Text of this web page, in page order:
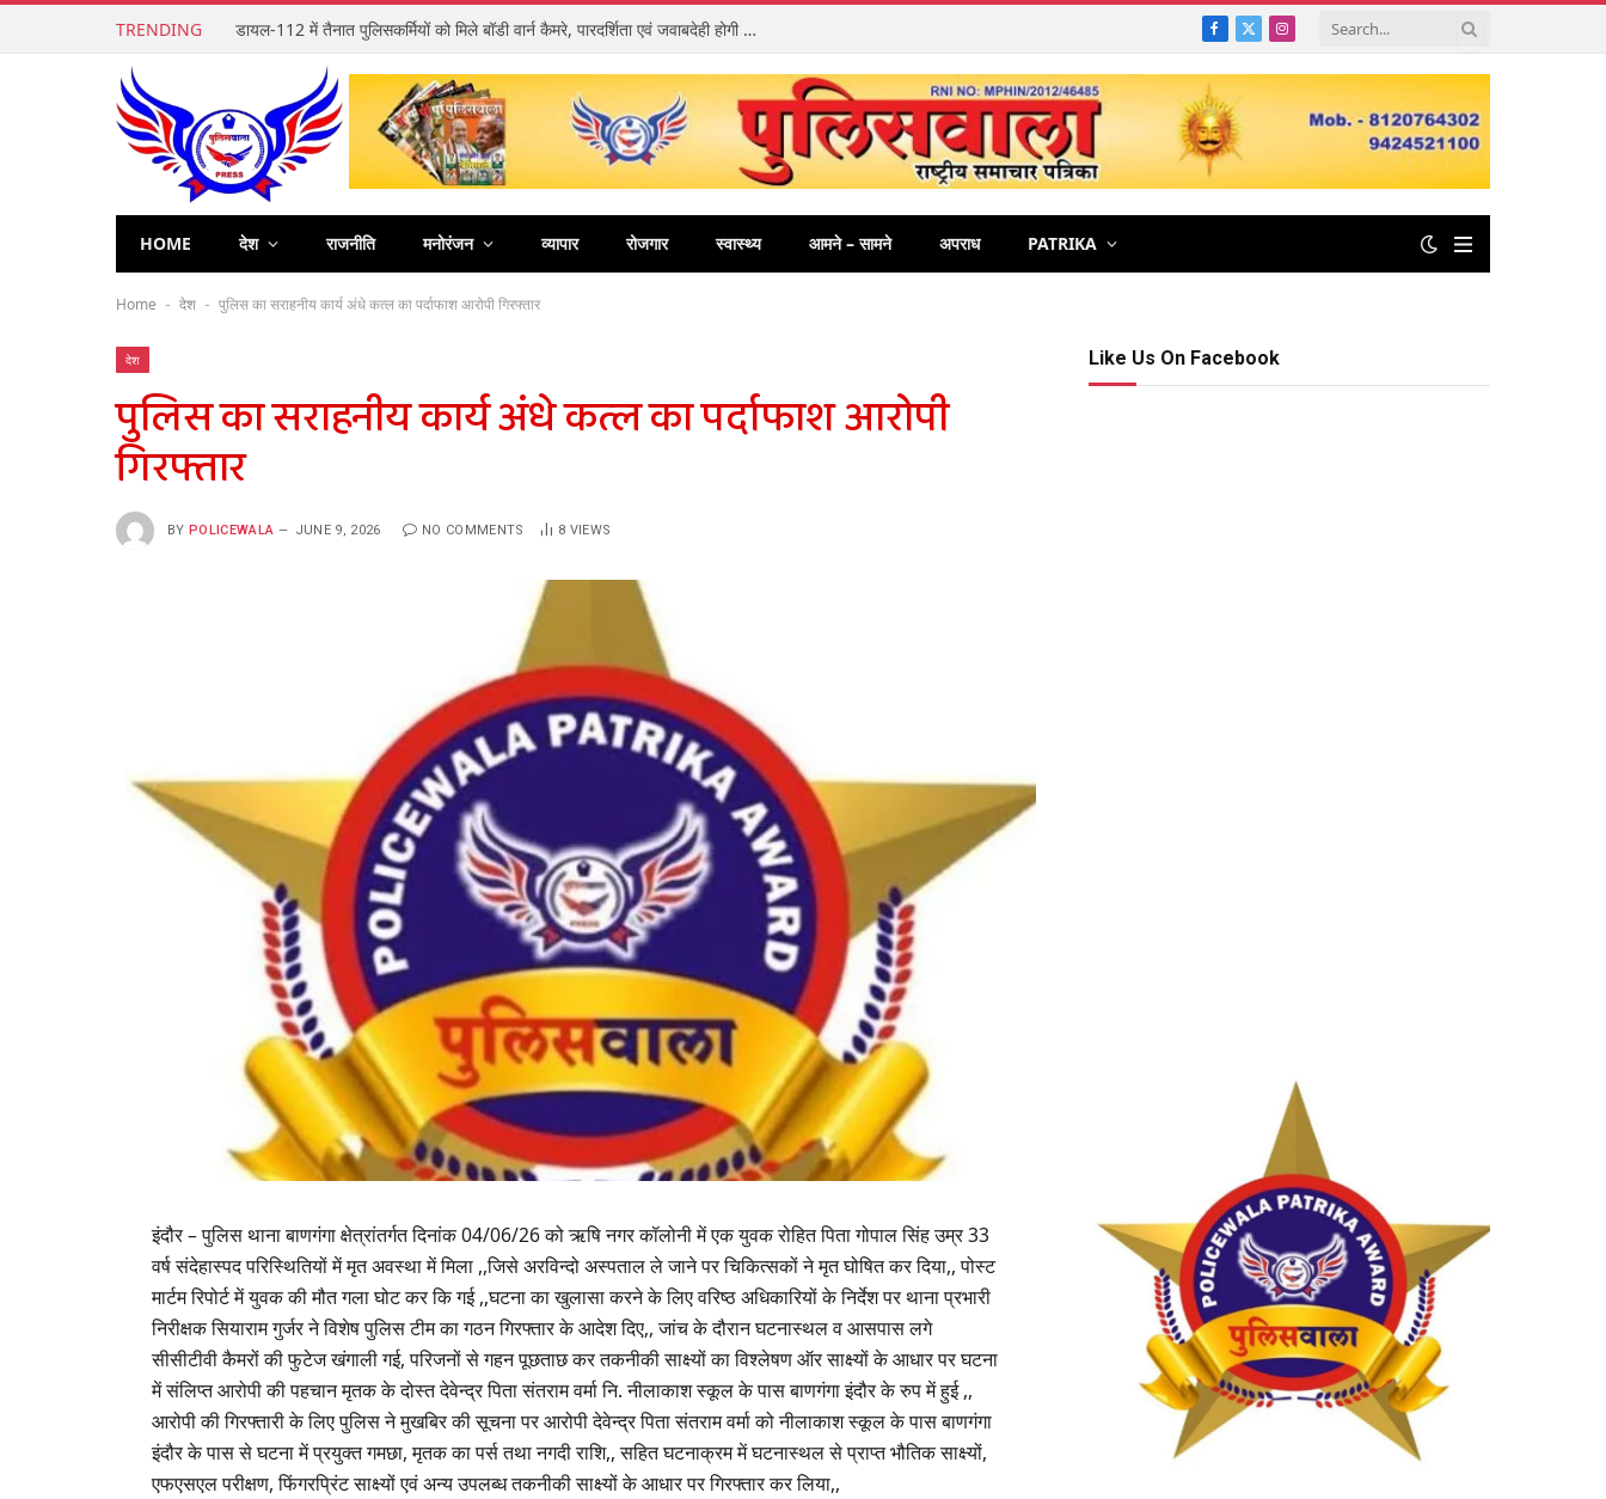
TRENDING डायल-112 में तैनात पुलिसकर्मियों को मिले बॉडी वार्न कैमरे, पारदर्शिता एवं जवाबदेही होगी और अधिक मजबूत Facebook
X
Instagram
HOME देश राजनीति मनोरंजन व्यापार रोजगार स्वास्थ्य आमने – सामने अपराध PATRIKA
Home - देश - पुलिस का सराहनीय कार्य अंधे कत्ल का पर्दाफाश आरोपी गिरफ्तार
देश
पुलिस का सराहनीय कार्य अंधे कत्ल का पर्दाफाश आरोपी
गिरफ्तार
BY POLICEWALA JUNE 9, 2026 NO COMMENTS 8 VIEWS
इंदौर – पुलिस थाना बाणगंगा क्षेत्रांतर्गत दिनांक 04/06/26 को ऋषि नगर कॉलोनी में एक युवक रोहित पिता गोपाल सिंह उम्र 33
वर्ष संदेहास्पद परिस्थितियों में मृत अवस्था में मिला ,,जिसे अरविन्दो अस्पताल ले जाने पर चिकित्सकों ने मृत घोषित कर दिया,, पोस्ट
मार्टम रिपोर्ट में युवक की मौत गला घोट कर कि गई ,,घटना का खुलासा करने के लिए वरिष्ठ अधिकारियों के निर्देश पर थाना प्रभारी
निरीक्षक सियाराम गुर्जर ने विशेष पुलिस टीम का गठन गिरफ्तार के आदेश दिए,, जांच के दौरान घटनास्थल व आसपास लगे
सीसीटीवी कैमरों की फुटेज खंगाली गई, परिजनों से गहन पूछताछ कर तकनीकी साक्ष्यों का विश्लेषण ऑर साक्ष्यों के आधार पर घटना
में संलिप्त आरोपी की पहचान मृतक के दोस्त देवेन्द्र पिता संतराम वर्मा नि. नीलाकाश स्कूल के पास बाणगंगा इंदौर के रुप में हुई ,,
आरोपी की गिरफ्तारी के लिए पुलिस ने मुखबिर की सूचना पर आरोपी देवेन्द्र पिता संतराम वर्मा को नीलाकाश स्कूल के पास बाणगंगा
इंदौर के पास से घटना में प्रयुक्त गमछा, मृतक का पर्स तथा नगदी राशि,, सहित घटनाक्रम में घटनास्थल से प्राप्त भौतिक साक्ष्यों,
एफएसएल परीक्षण, फिंगरप्रिंट साक्ष्यों एवं अन्य उपलब्ध तकनीकी साक्ष्यों के आधार पर गिरफ्तार कर लिया,,
Like Us On Facebook